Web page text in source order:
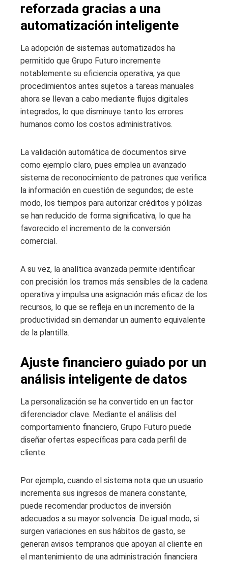
reforzada gracias a una
automatización inteligente
La adopción de sistemas automatizados ha
permitido que Grupo Futuro incremente
notablemente su eficiencia operativa, ya que
procedimientos antes sujetos a tareas manuales
ahora se llevan a cabo mediante flujos digitales
integrados, lo que disminuye tanto los errores
humanos como los costos administrativos.
La validación automática de documentos sirve
como ejemplo claro, pues emplea un avanzado
sistema de reconocimiento de patrones que verifica
la información en cuestión de segundos; de este
modo, los tiempos para autorizar créditos y pólizas
se han reducido de forma significativa, lo que ha
favorecido el incremento de la conversión
comercial.
A su vez, la analítica avanzada permite identificar
con precisión los tramos más sensibles de la cadena
operativa y impulsa una asignación más eficaz de los
recursos, lo que se refleja en un incremento de la
productividad sin demandar un aumento equivalente
de la plantilla.
Ajuste financiero guiado por un
análisis inteligente de datos
La personalización se ha convertido en un factor
diferenciador clave. Mediante el análisis del
comportamiento financiero, Grupo Futuro puede
diseñar ofertas específicas para cada perfil de
cliente.
Por ejemplo, cuando el sistema nota que un usuario
incrementa sus ingresos de manera constante,
puede recomendar productos de inversión
adecuados a su mayor solvencia. De igual modo, si
surgen variaciones en sus hábitos de gasto, se
generan avisos tempranos que apoyan al cliente en
el mantenimiento de una administración financiera